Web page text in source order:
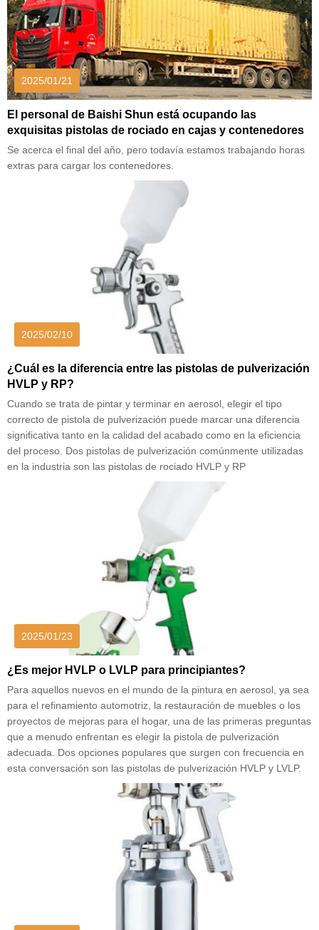
2025/01/21
El personal de Baishi Shun está ocupando las
exquisitas pistolas de rociado en cajas y contenedores
Se acerca el final del año, pero todavía estamos trabajando horas
extras para cargar los contenedores.
2025/02/10
¿Cuál es la diferencia entre las pistolas de pulverización
HVLP y RP?
Cuando se trata de pintar y terminar en aerosol, elegir el tipo
correcto de pistola de pulverización puede marcar una diferencia
significativa tanto en la calidad del acabado como en la eficiencia
del proceso. Dos pistolas de pulverización comúnmente utilizadas
en la industria son las pistolas de rociado HVLP y RP
2025/01/23
¿Es mejor HVLP o LVLP para principiantes?
Para aquellos nuevos en el mundo de la pintura en aerosol, ya sea
para el refinamiento automotriz, la restauración de muebles o los
proyectos de mejoras para el hogar, una de las primeras preguntas
que a menudo enfrentan es elegir la pistola de pulverización
adecuada. Dos opciones populares que surgen con frecuencia en
esta conversación son las pistolas de pulverización HVLP y LVLP.